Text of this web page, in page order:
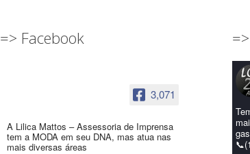
=> Facebook
3,071
A Lilica Mattos – Assessoria de Imprensa
tem a MODA em seu DNA, mas atua nas
mais diversas áreas